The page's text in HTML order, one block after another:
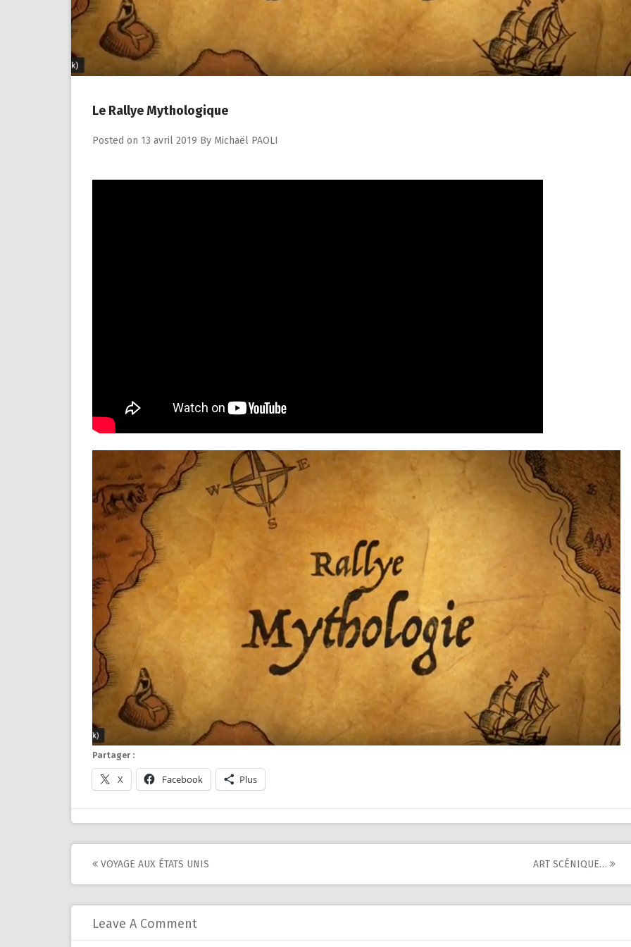
Le Rallye Mythologique
Posted on 13 avril 2019 By Michaël PAOLI
Partager :
X Facebook Plus
Post
navigation
VOYAGE AUX ÉTATS UNIS ART SCÉNIQUE…
Leave A Comment